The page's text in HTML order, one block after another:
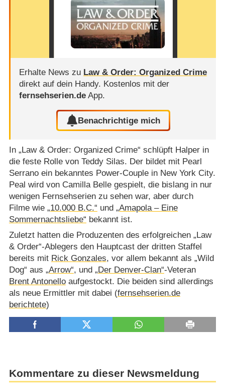
Erhalte News zu Law & Order: Organized Crime
direkt auf dein Handy. Kostenlos mit der
fernsehserien.deApp.
Benachrichtige mich
In „Law & Order: Organized Crime“ schlüpft Halper in
die feste Rolle von Teddy Silas. Der bildet mit Pearl
Serrano ein bekanntes Power-Couple in New York City.
Peal wird von Camilla Belle gespielt, die bislang in nur
wenigen Fernsehserien zu sehen war, aber durch
Filme wie „10.000 B.C.“ und „Amapola – Eine
Sommernachtsliebe“ bekannt ist.
Zuletzt hatten die Produzenten des erfolgreichen „Law
& Order“-Ablegers den Hauptcast der dritten Staffel
bereits mit Rick Gonzales, vor allem bekannt als „Wild
Dog“ aus „Arrow“, und „Der Denver-Clan“-Veteran
Brent Antonelloaufgestockt. Die beiden sind allerdings
als neue Ermittler mit dabei (fernsehserien.de
berichtete)
Kommentare zu dieser Newsmeldung